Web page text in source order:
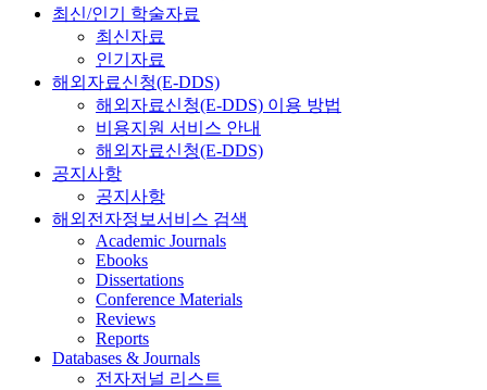
최신/인기 학술자료
최신자료
인기자료
해외자료신청(E-DDS)
해외자료신청(E-DDS) 이용 방법
비용지원 서비스 안내
해외자료신청(E-DDS)
공지사항
공지사항
해외전자정보서비스 검색
Academic Journals
Ebooks
Dissertations
Conference Materials
Reviews
Reports
Databases & Journals
전자저널 리스트